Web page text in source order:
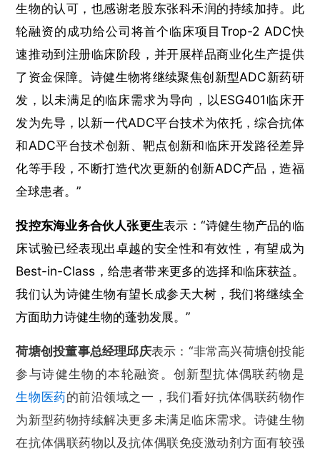
生物的认可，也感谢老股东张科禾润的持续加持。此
轮融资的成功给公司将首个临床项目Trop-2 ADC快
速推动到注册临床阶段，并开展样品商业化生产提供
了资金保障。诗健生物将继续聚焦创新型ADC新药研
发，以未满足的临床需求为导向，以ESG401临床开
发为先导，以新一代ADC平台技术为依托，综合抗体
和ADC平台技术创新、靶点创新和临床开发路径差异
化等手段，不断打造代次更新的创新ADC产品，造福
全球患者。”
投控东海业务合伙人张更生表示：“诗健生物产品的临
床试验已经表现出卓越的安全性和有效性，有望成为
Best-in-Class，给患者带来更多的选择和临床获益。
我们认为诗健生物有望长成参天大树，我们将继续全
方面助力诗健生物的蓬勃发展。”
荷塘创投董事总经理邱庆表示：“非常高兴荷塘创投能
参与诗健生物的本轮融资。创新型抗体偶联药物是
生物医药的前沿领域之一，我们看好抗体偶联药物作
为新型药物持续解决更多未满足临床需求。诗健生物
在抗体偶联药物以及抗体偶联免疫激动剂方面有较强